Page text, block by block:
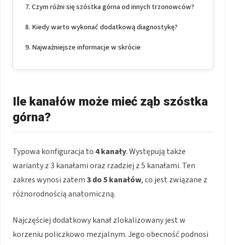
Czym różni się szóstka górna od innych trzonowców?
Kiedy warto wykonać dodatkową diagnostykę?
Najważniejsze informacje w skrócie
Ile kanałów może mieć ząb szóstka
górna?
Typowa konfiguracja to4 kanały. Występują także
warianty z 3 kanałami oraz rzadziej z 5 kanałami. Ten
zakres wynosi zatem3 do 5 kanałów, co jest związane z
różnorodnością anatomiczną.
Najczęściej dodatkowy kanał zlokalizowany jest w
korzeniu policzkowo mezjalnym. Jego obecność podnosi